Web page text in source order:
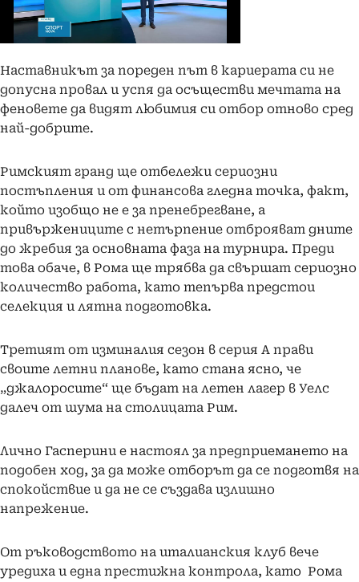
Наставникът за пореден път в кариерата си не
допусна провал и успя да осъществи мечтата на
феновете да видят любимия си отбор отново сред
най-добрите.
Римският гранд ще отбележи сериозни
постъпления и от финансова гледна точка, факт,
който изобщо не е за пренебрегване, а
привържениците с нетърпение отброяват дните
до жребия за основната фаза на турнира. Преди
това обаче, в Рома ще трябва да свършат сериозно
количество работа, като тепърва предстои
селекция и лятна подготовка.
Третият от изминалия сезон в серия А прави
своите летни планове, като стана ясно, че
„джалоросите“ ще бъдат на летен лагер в Уелс
далеч от шума на столицата Рим.
Лично Гасперини е настоял за предприемането на
подобен ход, за да може отборът да се подготвя на
спокойствие и да не се създава излишно
напрежение.
От ръководството на италианския клуб вече
уредиха и една престижна контрола, като Рома